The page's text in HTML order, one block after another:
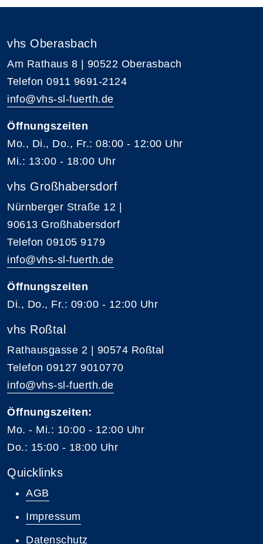
vhs Oberasbach
Am Rathaus 8 | 90522 Oberasbach
Telefon 0911 9691-2124
info@vhs-sl-fuerth.de
Öffnungszeiten
Mo., Di., Do., Fr.: 08:00 - 12:00 Uhr
Mi.: 13:00 - 18:00 Uhr
vhs Großhabersdorf
Nürnberger Straße 12 |
90613 Großhabersdorf
Telefon 09105 9179
info@vhs-sl-fuerth.de
Öffnungszeiten
Di., Do., Fr.: 09:00 - 12:00 Uhr
vhs Roßtal
Rathausgasse 2 | 90574 Roßtal
Telefon 09127 9010770
info@vhs-sl-fuerth.de
Öffnungszeiten:
Mo. - Mi.: 10:00 - 12:00 Uhr
Do.: 15:00 - 18:00 Uhr
Quicklinks
AGB
Impressum
Datenschutz